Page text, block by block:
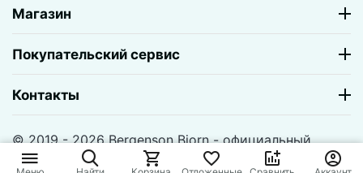
Магазин
Покупательский сервис
Контакты
© 2019 - 2026 Bergenson Bjorn - официальный
магазин. На базе
CS-Cart и премиум темы —
© AB: